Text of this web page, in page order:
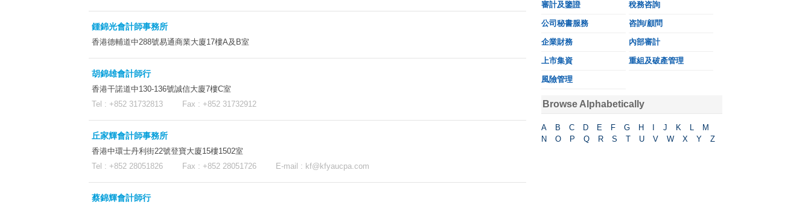
鍾錦光會計師事務所
香港德輔道中288號易通商業大廈17樓A及B室
胡錦雄會計師行
香港干諾道中130-136號誠信大廈7樓C室
Tel : +852 31732813 Fax : +852 31732912
丘家輝會計師事務所
香港中環士丹利街22號登寶大廈15樓1502室
Tel : +852 28051826 Fax : +852 28051726 E-mail : kf@kfyaucpa.com
蔡錦輝會計師行
審計及鑒證 稅務咨詢
公司秘書服務 咨詢/顧問
企業財務 內部審計
上市集資 重組及破產管理
風險管理
Browse Alphabetically
A B C D E F G H J K L
M
N
O P Q R S T U V W X Y Z